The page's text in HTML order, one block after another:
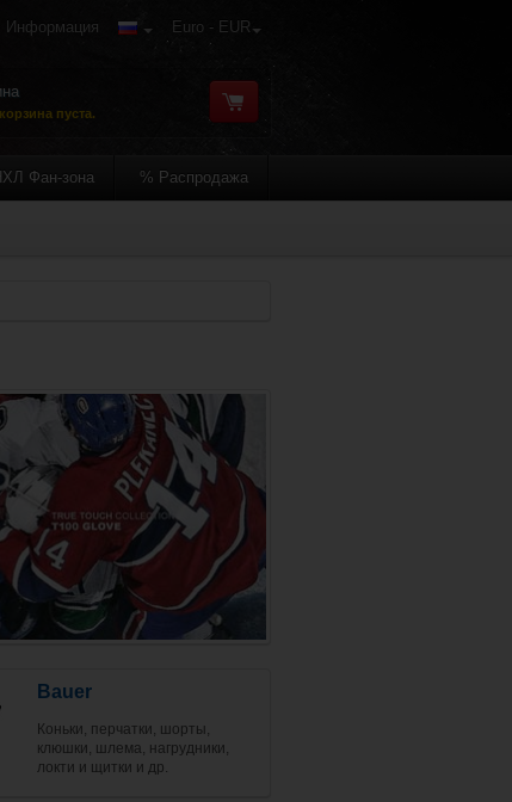
Информация Euro - EUR
пуста.
Фан-зона % Распродажа
Bauer
Коньки, перчатки, шорты,
клюшки, шлема, нагрудники,
локти и щитки и др.